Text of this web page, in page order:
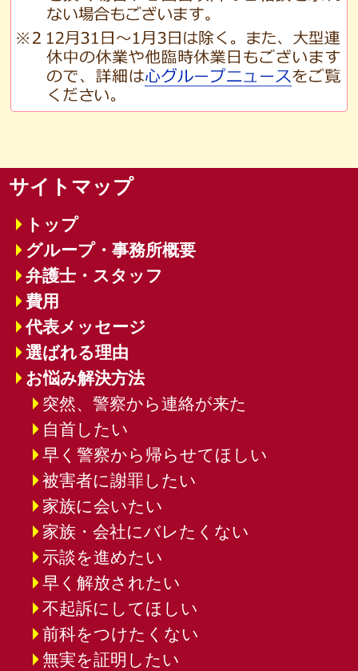
サイトマップ
トップ
グループ・事務所概要
弁護士・スタッフ
費用
代表メッセージ
選ばれる理由
お悩み解決方法
突然、警察から連絡が来た
自首したい
早く警察から帰らせてほしい
被害者に謝罪したい
家族に会いたい
家族・会社にバレたくない
示談を進めたい
早く解放されたい
不起訴にしてほしい
前科をつけたくない
無実を証明したい